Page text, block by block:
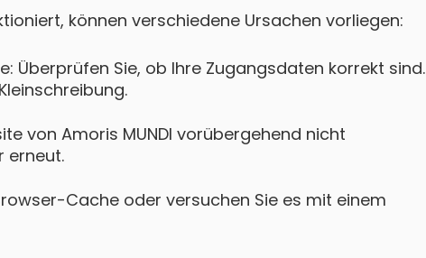
können verschiedene Ursachen vorliegen:
Überprüfen Sie, ob Ihre Zugangsdaten korrekt sind.
von Amoris MUNDI vorübergehend nicht
erneut.
Cache oder versuchen Sie es mit einem